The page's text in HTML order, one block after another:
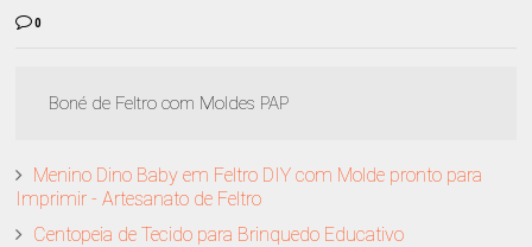
0
Boné de Feltro com Moldes PAP
Menino Dino Baby em Feltro DIY com Molde pronto para
Imprimir - Artesanato de Feltro
Centopeia de Tecido para Brinquedo Educativo